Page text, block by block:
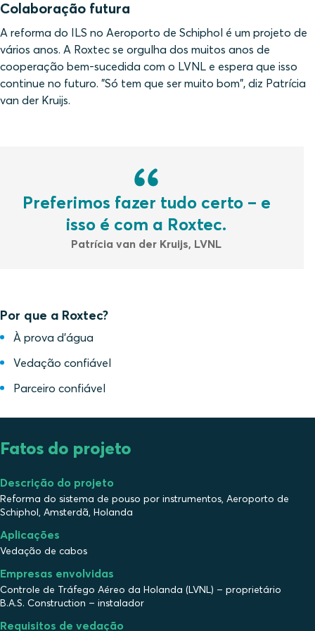
Colaboração futura
A reforma do ILS no Aeroporto de Schiphol é um projeto de
vários anos. A Roxtec se orgulha dos muitos anos de
cooperação bem-sucedida com o LVNL e espera que isso
continue no futuro. "Só tem que ser muito bom", diz Patrícia
van der Kruijs.
Preferimos fazer tudo certo – e
isso é com a Roxtec.
Patrícia van der Kruijs, LVNL
Por que a Roxtec?
À prova d'água
Vedação confiável
Parceiro confiável
Fatos do projeto
Descrição do projeto
Reforma do sistema de pouso por instrumentos, Aeroporto de
Schiphol, Amsterdã, Holanda
Aplicações
Vedação de cabos
Empresas envolvidas
Controle de Tráfego Aéreo da Holanda (LVNL) – proprietário
B.A.S. Construction – instalador
Requisitos de vedação